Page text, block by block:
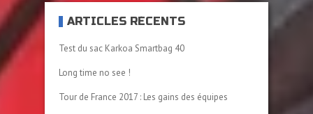
ARTICLES RÉCENTS
Test du sac Karkoa Smartbag 40
Long time no see !
Tour de France 2017 : Les gains des équipes